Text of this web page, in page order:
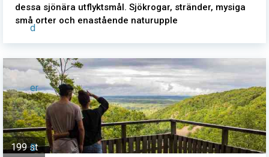
d
er
B
dessa sjönära utflyktsmål. Sjökrogar, stränder, mysiga
små orter och enastående naturupple
199 st